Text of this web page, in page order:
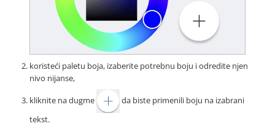
koristeći paletu boja, izaberite potrebnu boju i odredite njen
nivo nijanse,
kliknite na dugme
da biste primenili boju na izabrani
tekst.